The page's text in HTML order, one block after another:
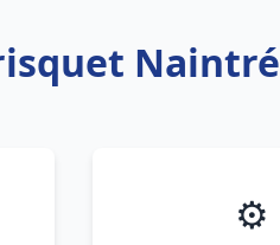
Naintré
⚙️